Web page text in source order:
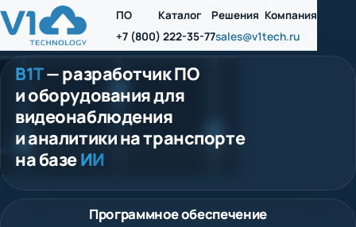
ПО Каталог Решения Компания
+7 (800) 222-35-77sales@v1tech.ru
В1Т— разработчик ПО
и оборудования для
видеонаблюдения
и аналитики на транспорте
на базеИИ
Программное обеспечение